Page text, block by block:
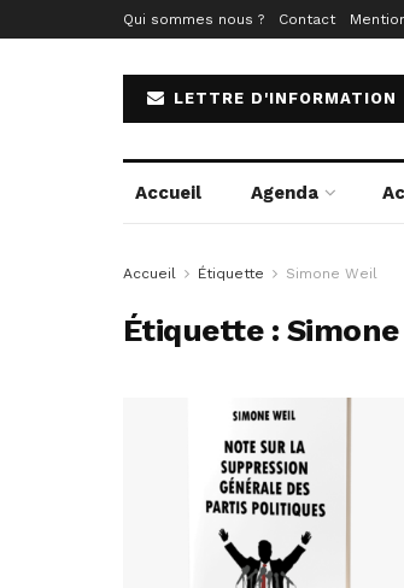
Qui sommes nous ? Contact
LETTRE D'INFORMATION
Accueil Agenda
Accueil Étiquette Simone Weil
Étiquette :